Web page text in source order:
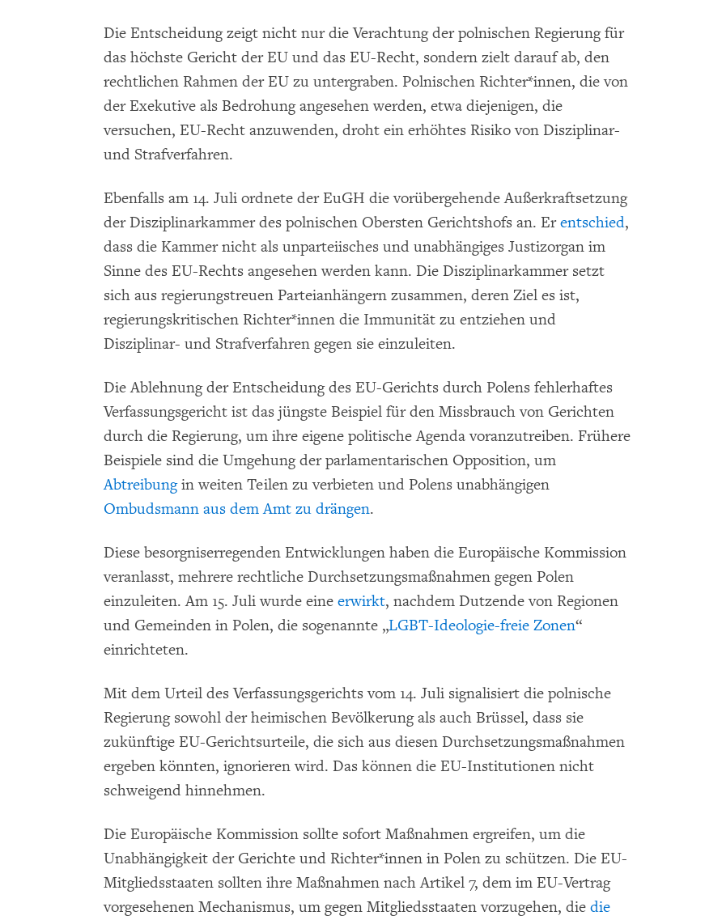
Die Entscheidung zeigt nicht nur die Verachtung der polnischen Regierung für
das höchste Gericht der EU und das EU-Recht, sondern zielt darauf ab, den
rechtlichen Rahmen der EU zu untergraben. Polnischen Richter*innen, die von
der Exekutive als Bedrohung angesehen werden, etwa diejenigen, die
versuchen, EU-Recht anzuwenden, droht ein erhöhtes Risiko von Disziplinar-
und Strafverfahren.
Ebenfalls am 14. Juli ordnete der EuGH die vorübergehende Außerkraftsetzung
der Disziplinarkammer des polnischen Obersten Gerichtshofs an. Erentschied,
dass die Kammer nicht als unparteiisches und unabhängiges Justizorgan im
Sinne des EU-Rechts angesehen werden kann. Die Disziplinarkammer setzt
sich aus regierungstreuen Parteianhängern zusammen, deren Ziel es ist,
regierungskritischen Richter*innen die Immunität zu entziehen und
Disziplinar- und Strafverfahren gegen sie einzuleiten.
Die Ablehnung der Entscheidung des EU-Gerichts durch Polens fehlerhaftes
Verfassungsgericht ist das jüngste Beispiel für den Missbrauch von Gerichten
durch die Regierung, um ihre eigene politische Agenda voranzutreiben. Frühere
Beispiele sind die Umgehung der parlamentarischen Opposition, um
Abtreibungin weiten Teilen zu verbieten und Polens unabhängigen
Ombudsmann aus dem Amt zu drängen.
Diese besorgniserregenden Entwicklungen haben die Europäische Kommission
veranlasst, mehrere rechtliche Durchsetzungsmaßnahmen gegen Polen
einzuleiten. Am 15. Juli wurde eine erwirkt, nachdem Dutzende von Regionen
und Gemeinden in Polen, die sogenannte „LGBT-Ideologie-freie Zonen“
einrichteten.
Mit dem Urteil des Verfassungsgerichts vom 14. Juli signalisiert die polnische
Regierung sowohl der heimischen Bevölkerung als auch Brüssel, dass sie
zukünftige EU-Gerichtsurteile, die sich aus diesen Durchsetzungsmaßnahmen
ergeben könnten, ignorieren wird. Das können die EU-Institutionen nicht
schweigend hinnehmen.
Die Europäische Kommission sollte sofort Maßnahmen ergreifen, um die
Unabhängigkeit der Gerichte und Richter*innen in Polen zu schützen. Die EU-
Mitgliedsstaaten sollten ihre Maßnahmen nach Artikel 7, dem im EU-Vertrag
vorgesehenen Mechanismus, um gegen Mitgliedsstaaten vorzugehen, die die